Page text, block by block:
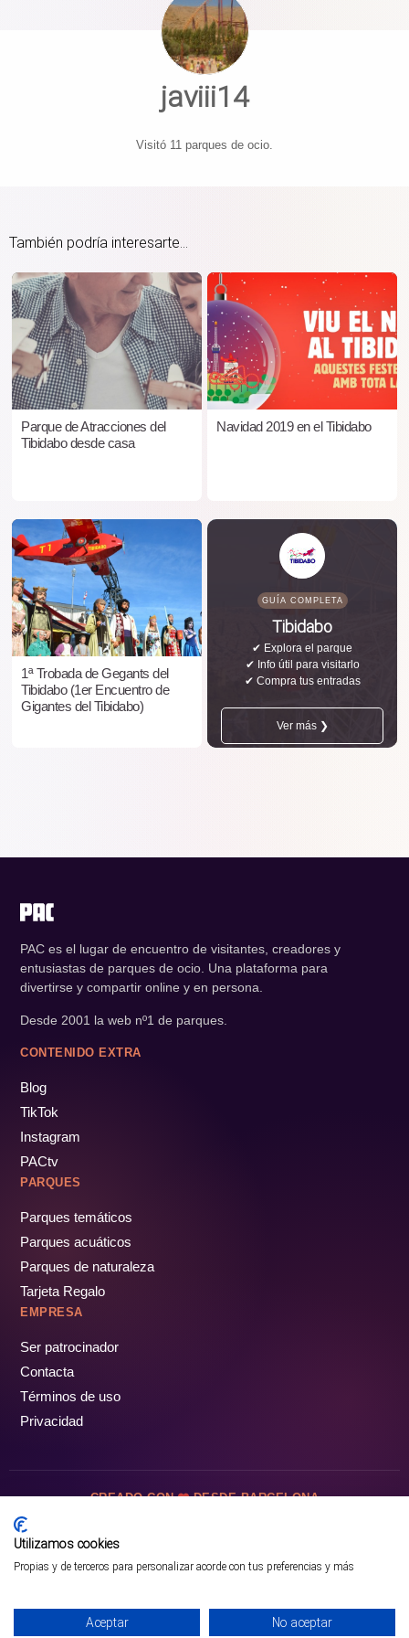
javiii14
Visitó 11 parques de ocio.
También podría interesarte...
Parque de Atracciones del
Tibidabo desde casa
Navidad 2019 en el Tibidabo
1ª Trobada de Gegants del
Tibidabo (1er Encuentro de
Gigantes del Tibidabo)
GUÍA COMPLETA
Tibidabo
✔ Explora el parque
✔ Info útil para visitarlo
✔ Compra tus entradas
Ver más ❯
PAC es el lugar de encuentro de visitantes, creadores y
entusiastas de parques de ocio. Una plataforma para
divertirse y compartir online y en persona.
Desde 2001 la web nº1 de parques.
CONTENIDO EXTRA
Blog
TikTok
Instagram
PACtv
PARQUES
Parques temáticos
Parques acuáticos
Parques de naturaleza
Tarjeta Regalo
EMPRESA
Ser patrocinador
Contacta
Términos de uso
Privacidad
CREADO CON DESDE BARCELONA
Utilizamos cookies
Propias y de terceros para personalizar acorde con tus preferencias y más
Aceptar No aceptar